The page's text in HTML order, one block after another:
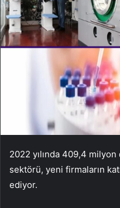
2022 yılında 409,4
sektörü, yeni firmaların
ediyor.